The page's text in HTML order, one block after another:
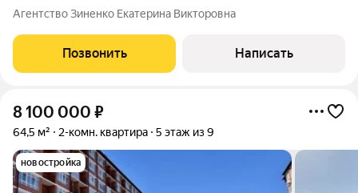
ипотека Юр. Сопровождение. Ипотека с Гос.поддержкой от 6
% Продажа осуществляется по Договору долевого участия с
Эскроу счетами. Новый жилой
Агентство Зиненко Екатерина Викторовна
Позвонить Написать
8 100 000 ₽
64,5 м² 2-комн. квартира 5 этаж из 9
новостройка